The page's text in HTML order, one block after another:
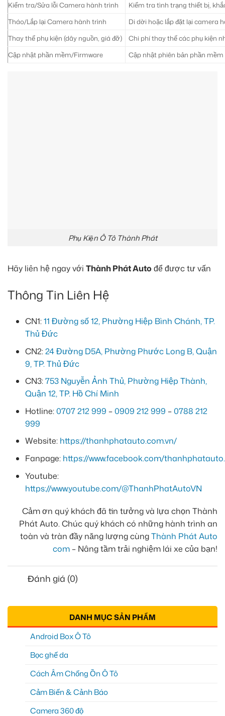
Kiểm tra/Sửa lỗi Camera hành trình
Kiểm tra tình trạng thiết bị,
Tháo/Lắp lại Camera hành trình
Di dời hoặc lắp đặt lại camera
Thay thế phụ kiện (dây nguồn, giá đỡ)
Chi phí thay thế các phụ kiện
Cập nhật phần mềm/Firmware
Cập nhật phiên bản phần
Phụ Kiện Ô Tô Thành Phát
Hãy liên hệ ngay với Thành Phát Auto để được tư vấn
Thông Tin Liên Hệ
CN1:11 Đường số 12, Phường Hiệp Bình Chánh, TP.
Thủ Đức
CN2:24 Đường D5A, Phường Phước Long B, Quận
9, TP. Thủ Đức
CN3:753 Nguyễn Ảnh Thủ, Phường Hiệp Thành,
Quận 12, TP. Hồ Chí Minh
Hotline:0707 212 999 –0909 212 999 –0788 212
999
Website: https://thanhphatauto.com.vn/
Fanpage: https://www.facebook.com/
Youtube:
https://www.youtube.com/@ThanhPhatAutoVN
Cảm ơn quý khách đã tin tưởng và lựa chọn Thành
Phát Auto. Chúc quý khách có những hành trình an
toàn và tràn đầy năng lượng cùngThành Phát Auto
com – Nâng tầm trải nghiệm lái xe của bạn!
Đánh giá (0)
DANH MỤC SẢN PHẨM
Android Box Ô Tô
Bọc ghế da
Cách Âm Chống Ồn Ô Tô
Cảm Biến & Cảnh Báo
Camera 360 độ